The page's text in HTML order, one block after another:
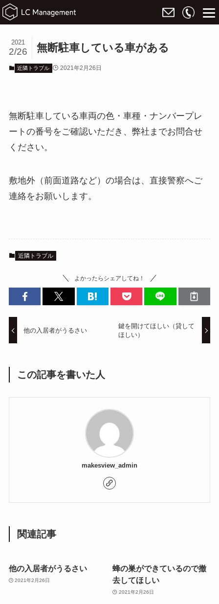
無断駐車している車がある
2021
2/26
近隣トラブル 2021年2月26日
無断駐車している車両の色・車種・ナンバープレ
ートの番号をご確認いただき、弊社までお問合せ
ください。
敷地外（前面道路など）の場合は、直接警察へご
連絡をお願いします。
近隣トラブル
よかったらシェアしてね！
他の入居者がうるさい
鍵を開けてほしい（貸して
ほしい）
この記事を書いた人
makesview_admin
関連記事
他の入居者がうるさい
2021年2月26日
蜂の巣ができているので撤
去してほしい
2021年2月26日